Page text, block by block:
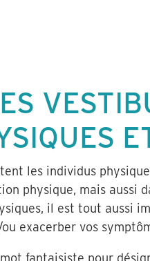
les individus
physique, mais aussi
il est tout aussi
exacerber vos
fantaisiste pour